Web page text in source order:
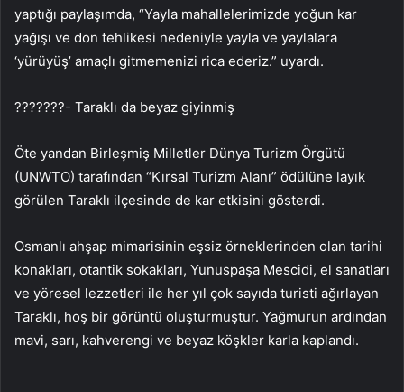
yaptığı paylaşımda, “Yayla mahallelerimizde yoğun kar
yağışı ve don tehlikesi nedeniyle yayla ve yaylalara
‘yürüyüş’ amaçlı gitmemenizi rica ederiz.” uyardı.
???????- Taraklı da beyaz giyinmiş
Öte yandan Birleşmiş Milletler Dünya Turizm Örgütü
(UNWTO) tarafından “Kırsal Turizm Alanı” ödülüne layık
görülen Taraklı ilçesinde de kar etkisini gösterdi.
Osmanlı ahşap mimarisinin eşsiz örneklerinden olan tarihi
konakları, otantik sokakları, Yunuspaşa Mescidi, el sanatları
ve yöresel lezzetleri ile her yıl çok sayıda turisti ağırlayan
Taraklı, hoş bir görüntü oluşturmuştur. Yağmurun ardından
mavi, sarı, kahverengi ve beyaz köşkler karla kaplandı.